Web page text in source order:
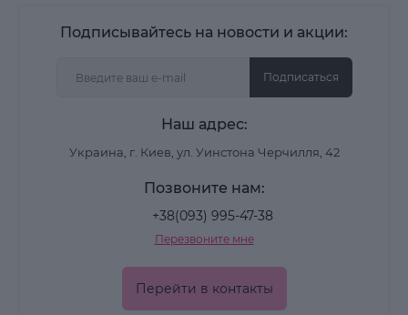
Подписывайтесь на новости и акции:
Подписаться
Наш адрес:
Украина, г. Киев, ул. Уинстона Черчилля, 42
Позвоните нам:
+38(093) 995-47-38
Перезвоните мне
Перейти в контакты